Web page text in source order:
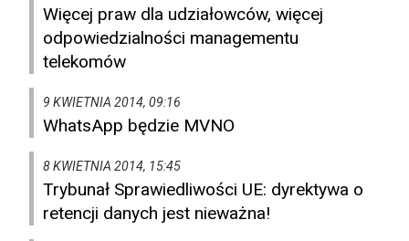
Więcej praw dla udziałowców, więcej
odpowiedzialności managementu
telekomów
9 KWIETNIA 2014, 09:16
WhatsApp będzie MVNO
8 KWIETNIA 2014, 15:45
Trybunał Sprawiedliwości UE: dyrektywa o
retencji danych jest nieważna!